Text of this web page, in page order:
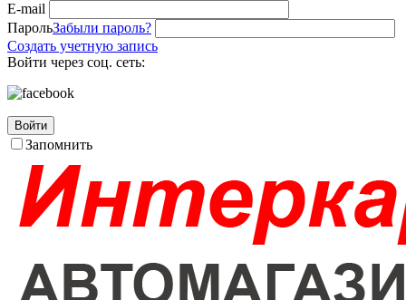
E-mail
ПарольЗабыли пароль?
Создать учетную запись
Войти через соц. сеть:
Войти
Запомнить